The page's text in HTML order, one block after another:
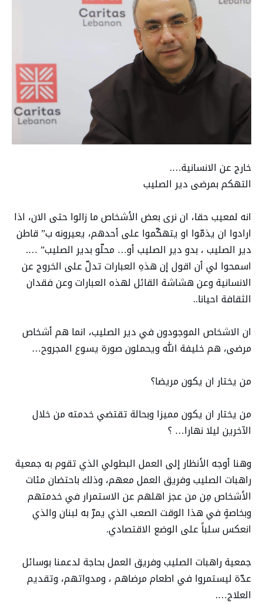
خارج عن الانسانية….
التهكم بمرضى دير الصليب
انه لمعيب حقا، ان نرى بعض الأشخاص ما زالوا حتى الان، اذا
ارادوا ان يذمّوا او يتهكّموا على أحدهم، يعيرونه ب” قاطن
دير الصليب ، بدو دير الصليب أو… محلّو بدير الصليب” ….
اسمحوا لي أن اقول إن هذهِ العبارات تدلّ على الخروج عن
الانسانية وعن هشاشة القائل لهذه العبارات وعن فقدان
الثقافة احيانا..
ان الاشخاص الموجودون في دير الصليب، انما هم أشخاص
مرضى، هم خليفة الله ويحملون صورة يسوع المجروح…
من يختار ان يكون مريضا؟
من يختار ان يكون مميزا وبحالة تقتضي خدمته من خلال
الآخرين ليلا نهارا… ؟
وهنا أوجه الأنظار إلى العمل البطولي الذي تقوم به جمعية
راهبات الصليب وفريق العمل معهم، وذلك باحتضان مئات
الأشخاص مِن من عجز اهلهم عن الاستمرار في خدمتهم
وبخاصةٍ في هذا الوقت الصعب الذي يمرّ به لبنان والذي
انعكس سلباً على الوضع الاقتصادي.
جمعية راهبات الصليب وفريق العمل بحاجة لدعمنا بوسائل
عدّة ليستمروا في اطعام مرضاهم ، ومدواتهم، وتقديم
العلاج….